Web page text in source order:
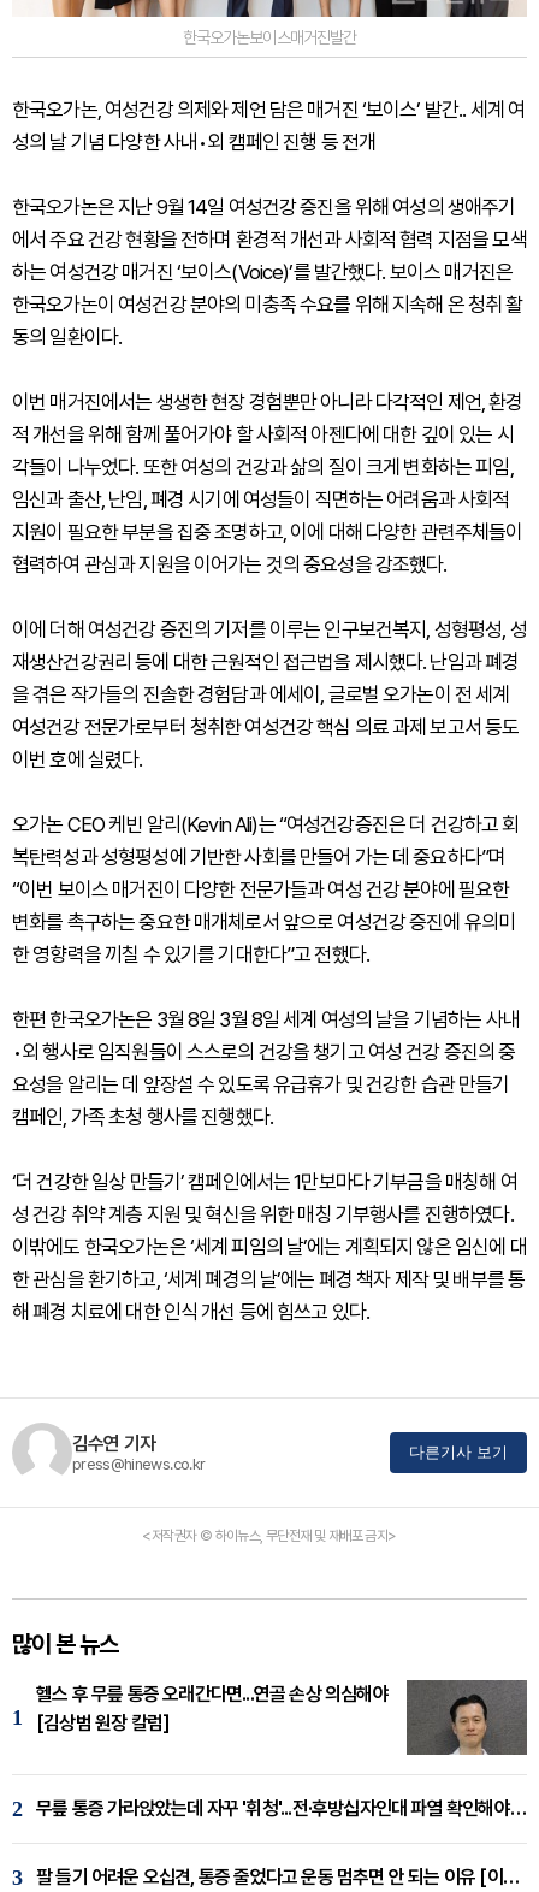
한국오가논보이스매거진발간
한국오가논, 여성건강 의제와 제언 담은 매거진 ‘보이스’ 발간.. 세계 여
성의 날 기념 다양한 사내•외 캠페인 진행 등 전개
한국오가논은 지난 9월 14일 여성건강 증진을 위해 여성의 생애주기
에서 주요 건강 현황을 전하며 환경적 개선과 사회적 협력 지점을 모색
하는 여성건강 매거진 ‘보이스(Voice)’를 발간했다. 보이스 매거진은
한국오가논이 여성건강 분야의 미충족 수요를 위해 지속해 온 청취 활
동의 일환이다.
이번 매거진에서는 생생한 현장 경험뿐만 아니라 다각적인 제언, 환경
적 개선을 위해 함께 풀어가야 할 사회적 아젠다에 대한 깊이 있는 시
각들이 나누었다. 또한 여성의 건강과 삶의 질이 크게 변화하는 피임,
임신과 출산, 난임, 폐경 시기에 여성들이 직면하는 어려움과 사회적
지원이 필요한 부분을 집중 조명하고, 이에 대해 다양한 관련주체들이
협력하여 관심과 지원을 이어가는 것의 중요성을 강조했다.
이에 더해 여성건강 증진의 기저를 이루는 인구보건복지, 성형평성, 성
재생산건강권리 등에 대한 근원적인 접근법을 제시했다. 난임과 폐경
을 겪은 작가들의 진솔한 경험담과 에세이, 글로벌 오가논이 전 세계
여성건강 전문가로부터 청취한 여성건강 핵심 의료 과제 보고서 등도
이번 호에 실렸다.
오가논 CEO 케빈 알리(Kevin Ali)는 “여성건강증진은 더 건강하고 회
복탄력성과 성형평성에 기반한 사회를 만들어 가는 데 중요하다”며
“이번 보이스 매거진이 다양한 전문가들과 여성 건강 분야에 필요한
변화를 촉구하는 중요한 매개체로서 앞으로 여성건강 증진에 유의미
한 영향력을 끼칠 수 있기를 기대한다”고 전했다.
한편 한국오가논은 3월 8일 3월 8일 세계 여성의 날을 기념하는 사내
•외 행사로 임직원들이 스스로의 건강을 챙기고 여성 건강 증진의 중
요성을 알리는 데 앞장설 수 있도록 유급휴가 및 건강한 습관 만들기
캠페인, 가족 초청 행사를 진행했다.
‘더 건강한 일상 만들기’ 캠페인에서는 1만보마다 기부금을 매칭해 여
성 건강 취약 계층 지원 및 혁신을 위한 매칭 기부행사를 진행하였다.
이밖에도 한국오가논은 ‘세계 피임의 날’에는 계획되지 않은 임신에 대
한 관심을 환기하고, ‘세계 폐경의 날’에는 폐경 책자 제작 및 배부를 통
해 폐경 치료에 대한 인식 개선 등에 힘쓰고 있다.
김수연 기자
press@hinews.co.kr
다른기사 보기
<저작권자 © 하이뉴스, 무단전재 및 재배포 금지>
많이 본 뉴스
1
헬스 후 무릎 통증 오래간다면...연골 손상 의심해야
[김상범 원장 칼럼]
2 무릎 통증 가라앉았는데 자꾸 '휘청'...전·후방십자인대 파열 확인해야 [곽우경 원장 칼럼]
3 팔 들기 어려운 오십견, 통증 줄었다고 운동 멈추면 안 되는 이유 [이병욱 원장 칼럼]